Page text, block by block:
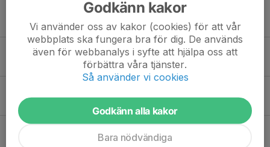
Gemensam träning 16/9 inställd!
10 sep 2024 0
Gemensamma Träningar
26 aug 2024 0
0
Godkänn kakor
Vi använder oss av kakor (cookies) för att vår
webbplats ska fungera bra för dig. De används
även för webbanalys i syfte att hjälpa oss att
förbättra våra tjänster.
Så använder vi cookies
Godkänn alla kakor
Bara nödvändiga